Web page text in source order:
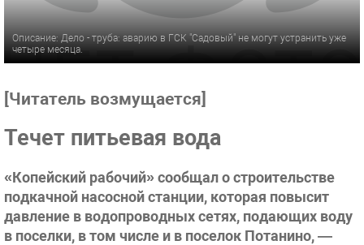
Описание: Дело - труба: аварию в ГСК "Садовый" не могут устранить уже
четыре месяца.
[Читатель возмущается]
Течет питьевая вода
«Копейский рабочий» сообщал о строительстве
подкачной насосной станции, которая повысит
давление в водопроводных сетях, подающих воду
в поселки, в том числе и в поселок Потанино, —